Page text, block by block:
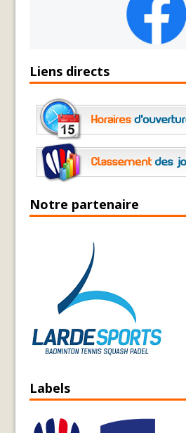
Liens directs
Notre partenaire
Labels